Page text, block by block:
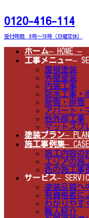
ン
テ
ン
ツ
へ
ビ
ゲ
ー
シ
ョ
0120-416-114
受付時間 8時～18時（日曜定休）
ホーム– HOME –
工事メニュー–
屋根塗装
外壁塗装
内装工事
防水工事・
除雪・排雪
アパート・
他外部工事
マットスプ
塗装プラン–
施工事例集–
施工内容の
エリアの施
色の施工事
サービス–
塗装品質へ
有資格者に
わかりやす
職人紹介